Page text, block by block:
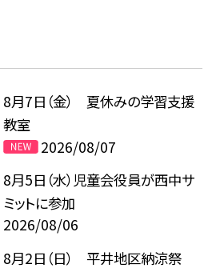
8月7日（金） 夏休みの学習支援
教室
2026/08/07
8月5日（水）児童会役員が西中サ
ミットに参加
2026/08/06
8月2日（日） 平井地区納涼祭